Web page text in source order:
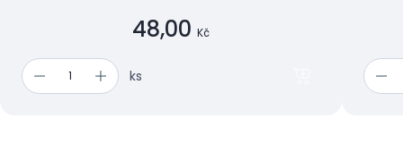
48,00 Kč
ks